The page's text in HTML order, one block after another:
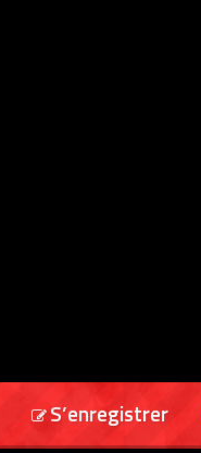
S’enregistrer